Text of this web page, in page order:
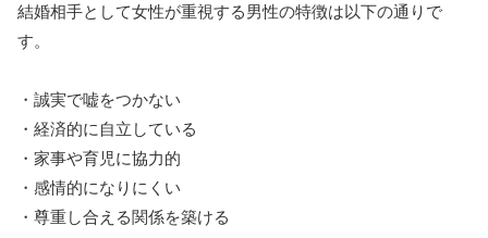
結婚相手として女性が重視する男性の特徴は以下の通りで
す。
・誠実で嘘をつかない
・経済的に自立している
・家事や育児に協力的
・感情的になりにくい
・尊重し合える関係を築ける